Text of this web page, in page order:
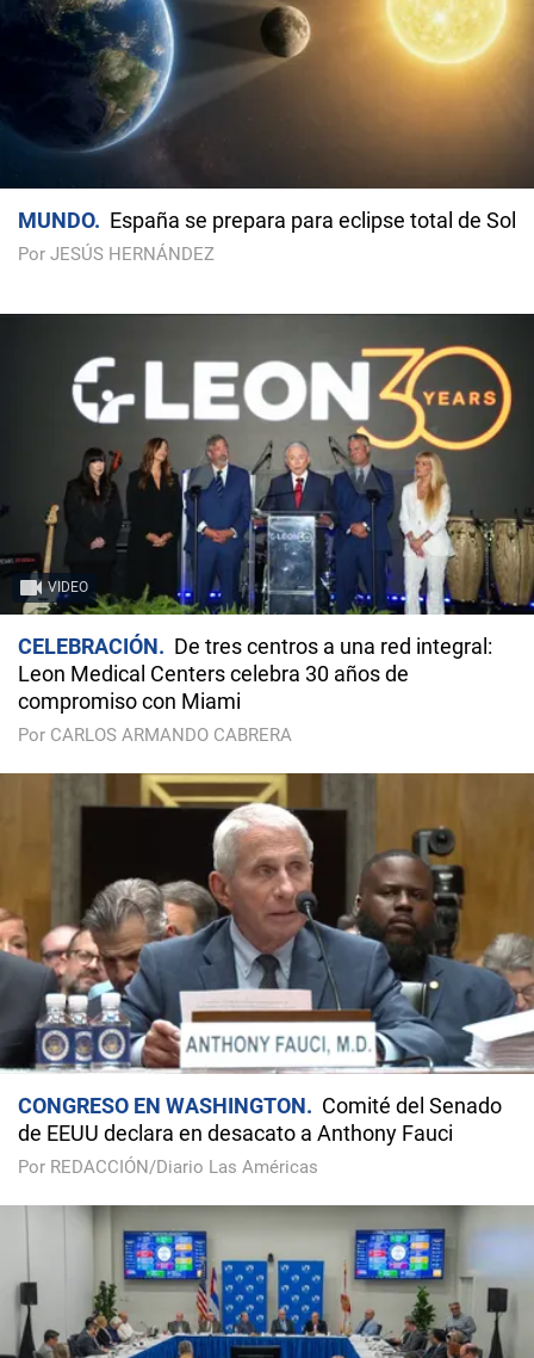
MUNDO España se prepara para eclipse total de Sol
Por JESÚS HERNÁNDEZ
VIDEO
CELEBRACIÓN
De tres centros a una red integral:
Leon Medical Centers celebra 30 años de
compromiso con Miami
Por CARLOS ARMANDO CABRERA
CONGRESO EN WASHINGTON
Comité del Senado
de EEUU declara en desacato a Anthony Fauci
Por REDACCIÓN/Diario Las Américas